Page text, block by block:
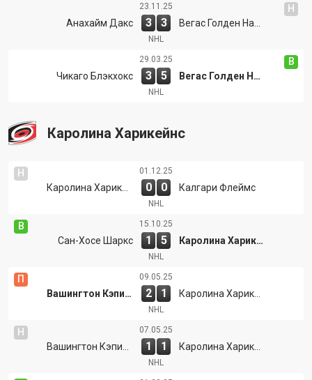
Н
23.11.25
Анахайм Дакс 3 3
NHL
В
29.03.25
Чикаго Блэкхокс 3 5 Вегас Голден Найтс
NHL
Каролина Харикейнс
Н 01.12.25
0 0 Калгари Флеймс
NHL
В 15.10.25
Сан-Хосе Шаркс 1 5 Каролина Харикейнс
NHL
П 09.05.25
Вашингтон Кэпиталс 2 1
NHL
Н 07.05.25
1 1
NHL